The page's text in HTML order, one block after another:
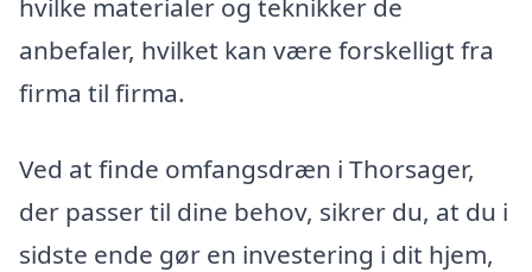
hvilke materialer og teknikker de
anbefaler, hvilket kan være forskelligt fra
firma til firma.
Ved at finde omfangsdræn i Thorsager,
der passer til dine behov, sikrer du, at du i
sidste ende gør en investering i dit hjem,